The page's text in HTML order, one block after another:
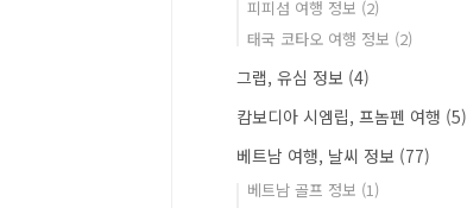
피피섬 여행 정보 (2)
태국 코타오 여행 정보 (2)
그랩, 유심 정보 (4)
캄보디아 시엠립, 프놈펜 여행 (5)
베트남 여행, 날씨 정보 (77)
베트남 골프 정보 (1)